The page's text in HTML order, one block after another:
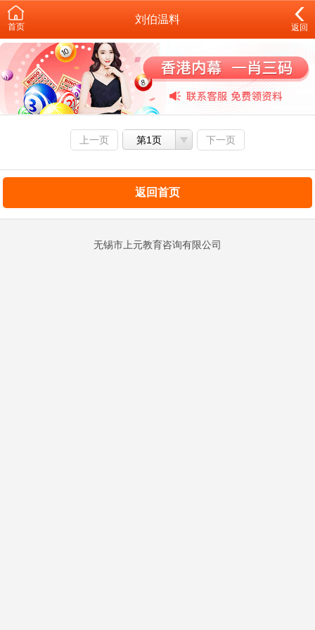
首页
刘伯温料
返回
上一页 第1页 下一页
返回首页
无锡市上元教育咨询有限公司